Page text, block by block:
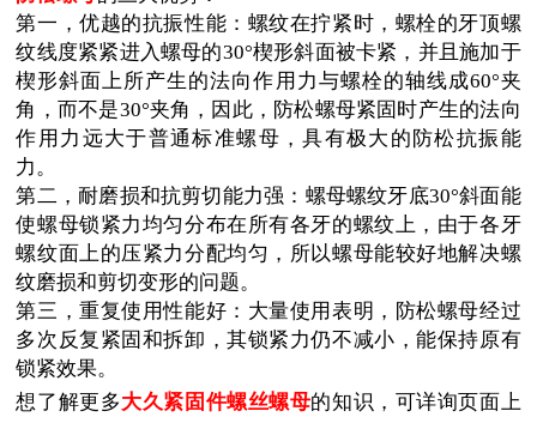
第一，优越的抗振性能：螺纹在拧紧时，螺栓的牙顶螺
纹线度紧紧进入螺母的30°楔形斜面被卡紧，并且施加于
楔形斜面上所产生的法向作用力与螺栓的轴线成60°夹
角，而不是30°夹角，因此，防松螺母紧固时产生的法向
作用力远大于普通标准螺母，具有极大的防松抗振能
力。
第二，耐磨损和抗剪切能力强：螺母螺纹牙底30°斜面能
使螺母锁紧力均匀分布在所有各牙的螺纹上，由于各牙
螺纹面上的压紧力分配均匀，所以螺母能较好地解决螺
纹磨损和剪切变形的问题。
第三，重复使用性能好：大量使用表明，防松螺母经过
多次反复紧固和拆卸，其锁紧力仍不减小，能保持原有
锁紧效果。
想了解更多大久紧固件螺丝螺母的知识，可详询页面上